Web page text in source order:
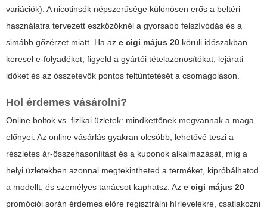
variációk). A nicotinsók népszerűsége különösen erős a beltéri
használatra tervezett eszközöknél a gyorsabb felszívódás és a
simább gőzérzet miatt. Ha az e cigi május 20 körüli időszakban
keresel e-folyadékot, figyeld a gyártói tételazonosítókat, lejárati
időket és az összetevők pontos feltüntetését a csomagoláson.
Hol érdemes vásárolni?
Online boltok vs. fizikai üzletek: mindkettőnek megvannak a maga
előnyei. Az online vásárlás gyakran olcsóbb, lehetővé teszi a
részletes ár-összehasonlítást és a kuponok alkalmazását, míg a
helyi üzletekben azonnal megtekintheted a terméket, kipróbálhatod
a modellt, és személyes tanácsot kaphatsz. Az e cigi május 20
promóciói során érdemes előre regisztrálni hírlevelekre, csatlakozni